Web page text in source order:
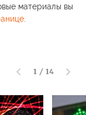
материалы вы
.
1 / 14